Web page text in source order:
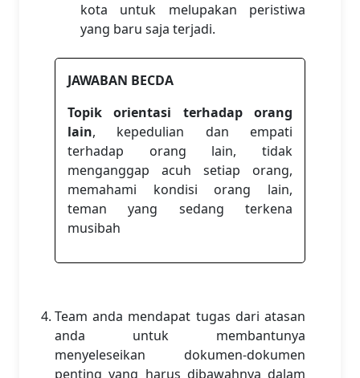
kota untuk melupakan peristiwa
yang baru saja terjadi.
JAWABAN BECDA
Topik orientasi terhadap orang
lain, kepedulian dan empati
terhadap orang lain, tidak
menganggap acuh setiap orang,
memahami kondisi orang lain,
teman yang sedang terkena
musibah
Team anda mendapat tugas dari atasan
anda untuk membantunya
menyeleseikan dokumen-dokumen
penting yang harus dibawahnya dalam